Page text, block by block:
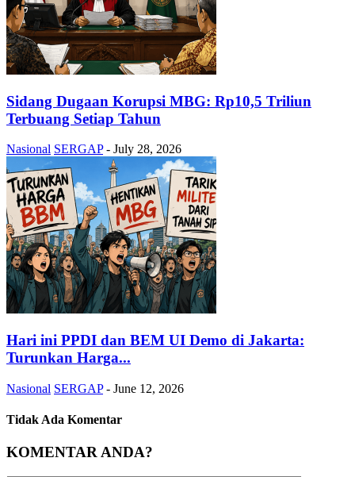
Sidang Dugaan Korupsi MBG: Rp10,5 Triliun
Terbuang Setiap Tahun
Nasional SERGAP - July 28, 2026
Hari ini PPDI dan BEM UI Demo di Jakarta:
Turunkan Harga...
Nasional SERGAP - June 12, 2026
Tidak Ada Komentar
KOMENTAR ANDA?